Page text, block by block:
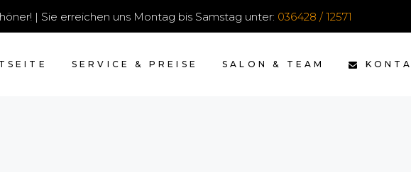
| Sie erreichen uns Montag bis Samstag unter: 036428 / 12571
SERVICE & PREISE SALON & TEAM